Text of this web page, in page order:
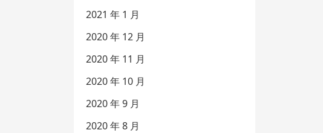
2021 年 1 月
2020 年 12 月
2020 年 11 月
2020 年 10 月
2020 年 9 月
2020 年 8 月